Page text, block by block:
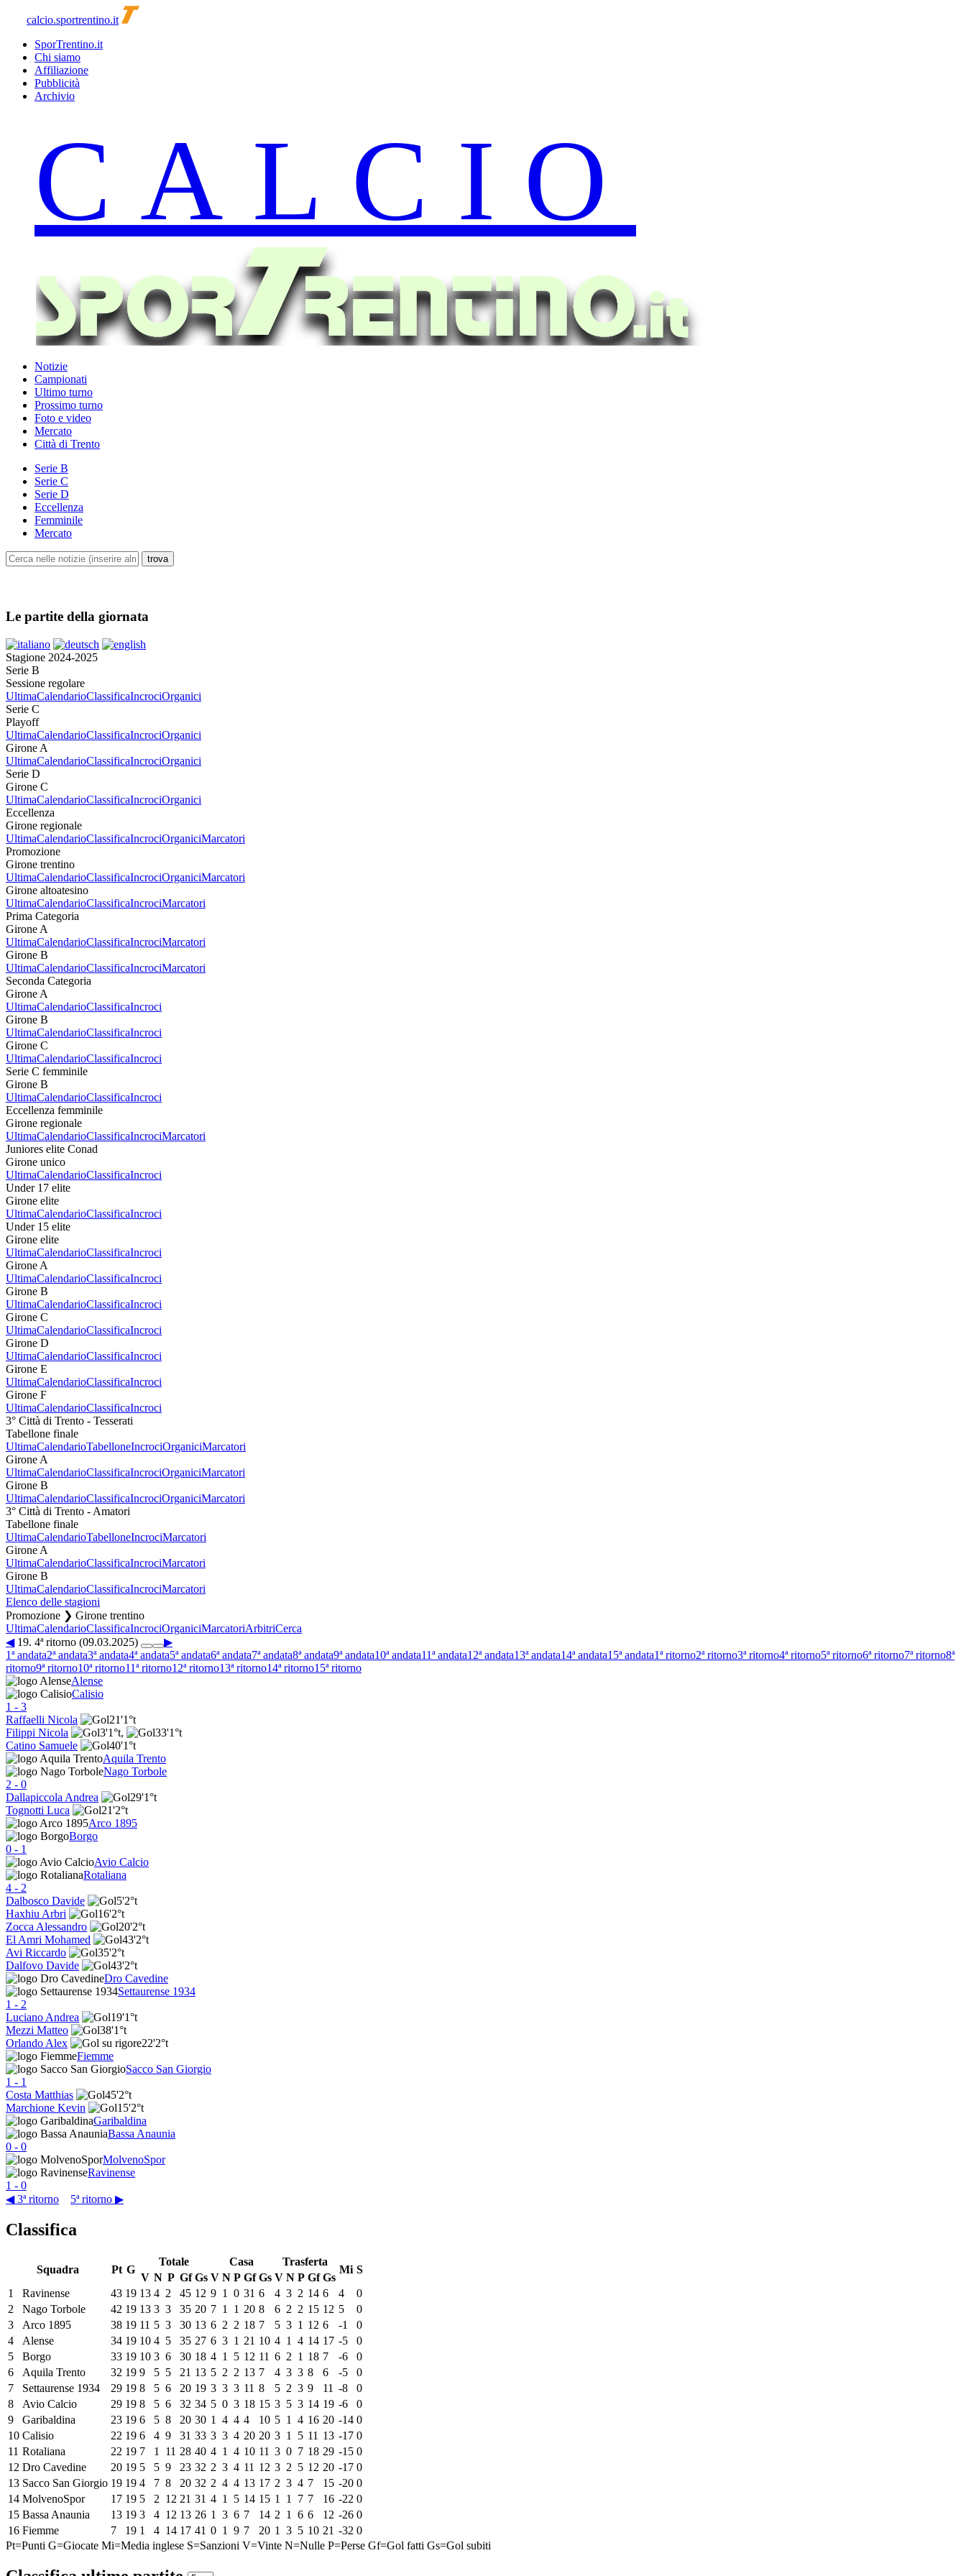
calcio.sportrentino.it
SporTrentino.it
Chi siamo
Affiliazione
Pubblicità
Archivio
Notizie
Campionati
Ultimo turno
Prossimo turno
Foto e video
Mercato
Città di Trento
Serie B
Serie C
Serie D
Eccellenza
Femminile
Mercato
Le partite della giornata
Stagione 2024-2025
Serie B
Sessione regolare
UltimaCalendarioClassificaIncrociOrganici
Serie C
Playoff
UltimaCalendarioClassificaIncrociOrganici
Girone A
UltimaCalendarioClassificaIncrociOrganici
Serie D
Girone C
UltimaCalendarioClassificaIncrociOrganici
Eccellenza
Girone regionale
UltimaCalendarioClassificaIncrociOrganiciMarcatori
Promozione
Girone trentino
UltimaCalendarioClassificaIncrociOrganiciMarcatori
Girone altoatesino
UltimaCalendarioClassificaIncrociMarcatori
Prima Categoria
Girone A
UltimaCalendarioClassificaIncrociMarcatori
Girone B
UltimaCalendarioClassificaIncrociMarcatori
Seconda Categoria
Girone A
UltimaCalendarioClassificaIncroci
Girone B
UltimaCalendarioClassificaIncroci
Girone C
UltimaCalendarioClassificaIncroci
Serie C femminile
Girone B
UltimaCalendarioClassificaIncroci
Eccellenza femminile
Girone regionale
UltimaCalendarioClassificaIncrociMarcatori
Juniores elite Conad
Girone unico
UltimaCalendarioClassificaIncroci
Under 17 elite
Girone elite
UltimaCalendarioClassificaIncroci
Under 15 elite
Girone elite
UltimaCalendarioClassificaIncroci
Girone A
UltimaCalendarioClassificaIncroci
Girone B
UltimaCalendarioClassificaIncroci
Girone C
UltimaCalendarioClassificaIncroci
Girone D
UltimaCalendarioClassificaIncroci
Girone E
UltimaCalendarioClassificaIncroci
Girone F
UltimaCalendarioClassificaIncroci
3° Città di Trento - Tesserati
Tabellone finale
UltimaCalendarioTabelloneIncrociOrganiciMarcatori
Girone A
UltimaCalendarioClassificaIncrociOrganiciMarcatori
Girone B
UltimaCalendarioClassificaIncrociOrganiciMarcatori
3° Città di Trento - Amatori
Tabellone finale
UltimaCalendarioTabelloneIncrociMarcatori
Girone A
UltimaCalendarioClassificaIncrociMarcatori
Girone B
UltimaCalendarioClassificaIncrociMarcatori
Elenco delle stagioni
Promozione ❯ Girone trentino
UltimaCalendarioClassificaIncrociOrganiciMarcatoriArbitriCerca
◀19. 4ª ritorno (09.03.2025)
▶
1ª andata2ª andata3ª andata4ª andata5ª andata6ª andata7ª andata8ª andata9ª andata10ª andata11ª andata12ª andata13ª andata14ª andata15ª andata1ª ritorno2ª ritorno3ª ritorno4ª ritorno5ª ritorno6ª ritorno7ª ritorno8ª
ritorno9ª ritorno10ª ritorno11ª ritorno12ª ritorno13ª ritorno14ª ritorno15ª ritorno
Alense
Calisio
1 - 3
Raffaelli Nicola
21'1°t
Filippi Nicola
3'1°t, 33'1°t
Catino Samuele
40'1°t
Aquila Trento
Nago Torbole
2 - 0
Dallapiccola Andrea
29'1°t
Tognotti Luca
21'2°t
Arco 1895
Borgo
0 - 1
Avio Calcio
Rotaliana
4 - 2
Dalbosco Davide
5'2°t
Haxhiu Arbri
16'2°t
Zocca Alessandro
20'2°t
El Amri Mohamed
43'2°t
Avi Riccardo
35'2°t
Dalfovo Davide
43'2°t
Dro Cavedine
Settaurense 1934
1 - 2
Luciano Andrea
19'1°t
Mezzi Matteo
38'1°t
Orlando Alex
22'2°t
Fiemme
Sacco San Giorgio
1 - 1
Costa Matthias
45'2°t
Marchione Kevin
15'2°t
Garibaldina
Bassa Anaunia
0 - 0
MolvenoSpor
Ravinense
1 - 0
◀ 3ª ritorno
5ª ritorno ▶
Classifica
Squadra Pt G
Totale Casa Trasferta
Mi S
V N P Gf Gs V N P Gf Gs V N P Gf Gs
1
Ravinense 43 19 13 4 2 45 12 9 1 0 31 6 4 3 2 14 6 4
0
2
Nago Torbole 42 19 13 3 3 35 20 7 1 1 20 8 6 2 2 15 12 5
0
3
Arco 1895 38 19 11 5 3 30 13 6 2 2 18 7 5 3 1 12 6 -1
0
4
Alense 34 19 10 4 5 35 27 6 3 1 21 10 4 1 4 14 17 -5
0
5
Borgo 33 19 10 3 6 30 18 4 1 5 12 11 6 2 1 18 7 -6
0
6
Aquila Trento 32 19 9 5 5 21 13 5 2 2 13 7 4 3 3 8 6 -5
0
7
Settaurense 1934 29 19 8 5 6 20 19 3 3 3 11 8 5 2 3 9 11 -8
0
8
Avio Calcio 29 19 8 5 6 32 34 5 0 3 18 15 3 5 3 14 19 -6
0
9
Garibaldina 23 19 6 5 8 20 30 1 4 4 4 10 5 1 4 16 20 -14 0
10 Calisio 22 19 6 4 9 31 33 3 3 4 20 20 3 1 5 11 13 -17 0
11 Rotaliana 22 19 7 1 11 28 40 4 1 4 10 11 3 0 7 18 29 -15 0
12 Dro Cavedine 20 19 5 5 9 23 32 2 3 4 11 12 3 2 5 12 20 -17 0
13 Sacco San Giorgio 19 19 4 7 8 20 32 2 4 4 13 17 2 3 4 7 15 -20 0
14 MolvenoSpor 17 19 5 2 12 21 31 4 1 5 14 15 1 1 7 7 16 -22 0
15 Bassa Anaunia 13 19 3 4 12 13 26 1 3 6 7 14 2 1 6 6 12 -26 0
16 Fiemme 7 19 1 4 14 17 41 0 1 9 7 20 1 3 5 10 21 -32 0
Pt=Punti G=Giocate Mi=Media inglese S=Sanzioni V=Vinte N=Nulle P=Perse Gf=Gol fatti Gs=Gol subiti